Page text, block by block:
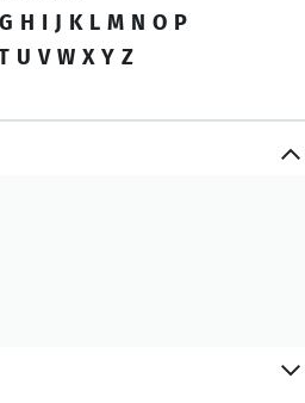
G H I J K L M N O P
U V W X Y Z